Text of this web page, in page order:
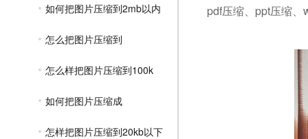
如何把图片压缩到2mb以内
怎么把图片压缩到
怎么样把图片压缩到100k
如何把图片压缩成
怎样把图片压缩到20kb以下
pdf压缩、ppt压缩